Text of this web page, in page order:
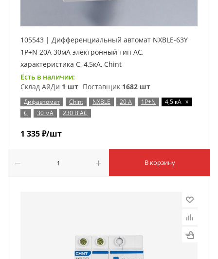
105543 | Дифференциальный автомат NXBLE-63Y
1P+N 20А 30мА электронный тип AС,
характеристика C, 4,5кА, Chint
Есть в наличии:
Склад АйДи 1 шт Поставщик 1682 шт
Дифавтомат Chint NXBLE 20 А 1P+N 4,5 кА x
C
30 мА 230 В AC
1 335₽/шт
В корзину